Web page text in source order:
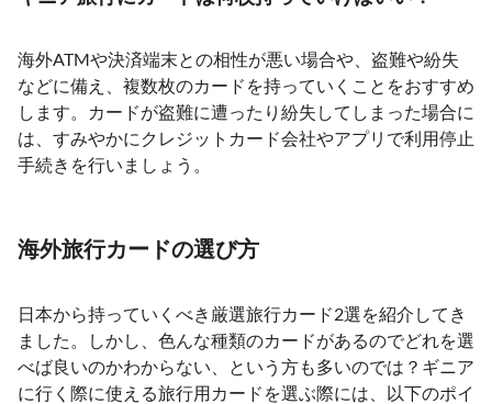
海外ATMや決済端末との相性が悪い場合や、盗難や紛失
などに備え、複数枚のカードを持っていくことをおすすめ
します。カードが盗難に遭ったり紛失してしまった場合に
は、すみやかにクレジットカード会社やアプリで利用停止
手続きを行いましょう。
海外旅行カードの選び方
日本から持っていくべき厳選旅行カード2選を紹介してき
ました。しかし、色んな種類のカードがあるのでどれを選
べば良いのかわからない、という方も多いのでは？ギニア
に行く際に使える旅行用カードを選ぶ際には、以下のポイ